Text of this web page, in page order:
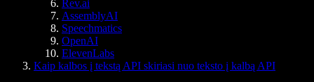
Rev.ai
AssemblyAI
Speechmatics
OpenAI
ElevenLabs
Kaip kalbos į tekstą API skiriasi nuo teksto į kalbą API